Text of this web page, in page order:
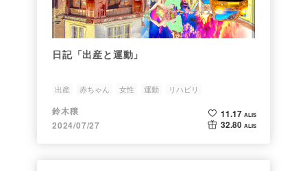
日記「出産と運動」
出産 赤ちゃん 女性 運動 リハビリ
鈴木穣
2024/07/27
11.17 ALIS
32.80 ALIS